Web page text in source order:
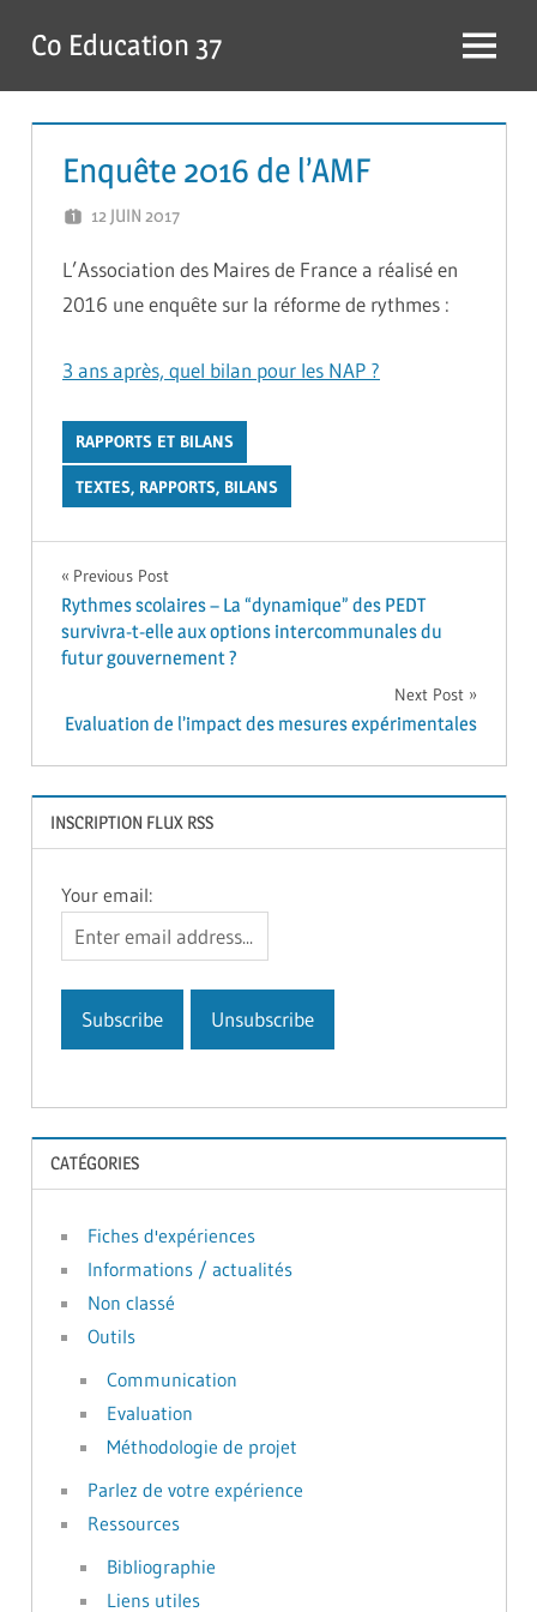
content
Co Education 37 Menu
Enquête 2016 de l’AMF
12 JUIN 2017
L’Association des Maires de France a réalisé en
2016 une enquête sur la réforme de rythmes :
3 ans après, quel bilan pour les NAP ?
RAPPORTS ET BILANS
TEXTES, RAPPORTS, BILANS
Navigation
de
l’article
Previous Post
Rythmes scolaires – La “dynamique” des PEDT
survivra-t-elle aux options intercommunales du
futur gouvernement ?
Next Post
Evaluation de l’impact des mesures expérimentales
INSCRIPTION FLUX RSS
Your email:
CATÉGORIES
Fiches d'expériences
Informations / actualités
Non classé
Outils
Communication
Evaluation
Méthodologie de projet
Parlez de votre expérience
Ressources
Bibliographie
Liens utiles